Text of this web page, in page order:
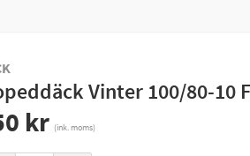
Vinter 100/80-10
kr (ink. moms)